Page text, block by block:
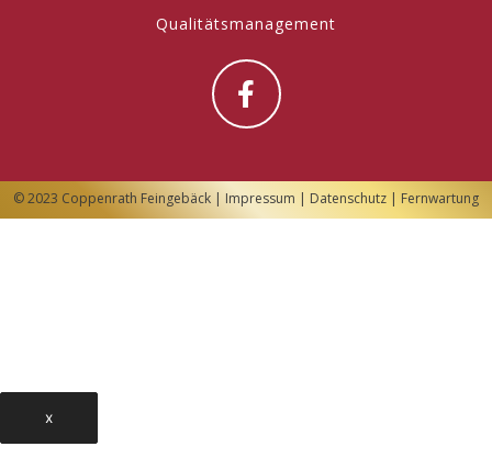
Qualitätsmanagement
© 2023 Coppenrath Feingebäck | Impressum | Datenschutz | Fernwartung
x